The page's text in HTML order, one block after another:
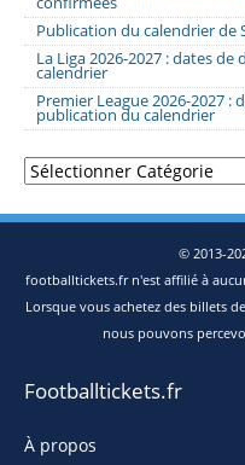
Publication du calendrier de
La Liga 2026-2027 : dates
calendrier
Premier League 2026-2027 :
publication du calendrier
Catégories
© 2013-
footballtickets.fr n'est affilié à
Lorsque vous achetez des billets
nous pouvons
Footballtickets.fr
À propos